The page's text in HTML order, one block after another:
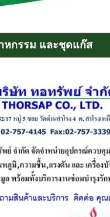
หกรรม และชุดแก๊ส